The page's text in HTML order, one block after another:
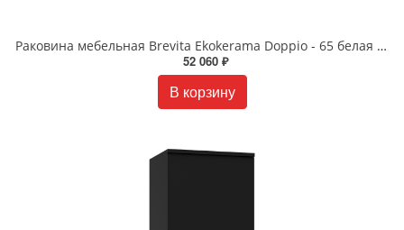
Раковина мебельная Brevita Ekokerama Doppio - 65 белая 0116
52 060 ₽
В корзину